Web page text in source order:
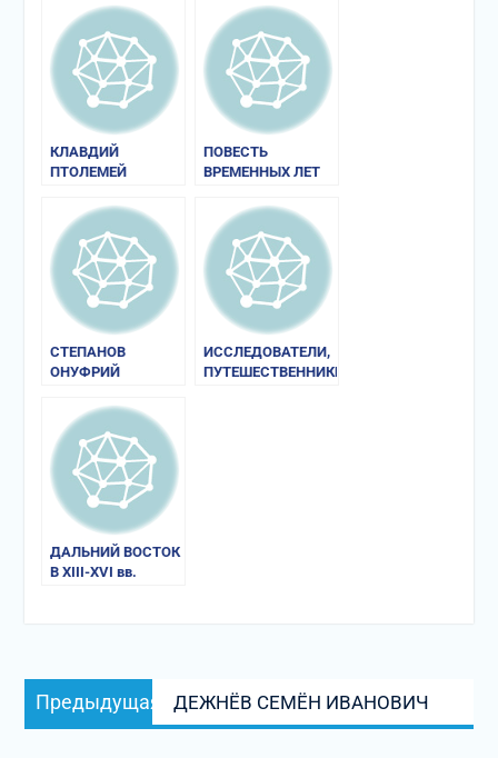
КЛАВДИЙ
ПТОЛЕМЕЙ
ПОВЕСТЬ
ВРЕМЕННЫХ ЛЕТ
СТЕПАНОВ
ОНУФРИЙ
ИССЛЕДОВАТЕЛИ,
ПУТЕШЕСТВЕННИКИ,
ДАЛЬНИЙ ВОСТОК
В XIII-XVI вв.
Навигация
по
Предыдущая
Предыдущая
запись:
ДЕЖНЁВ СЕМЁН ИВАНОВИЧ